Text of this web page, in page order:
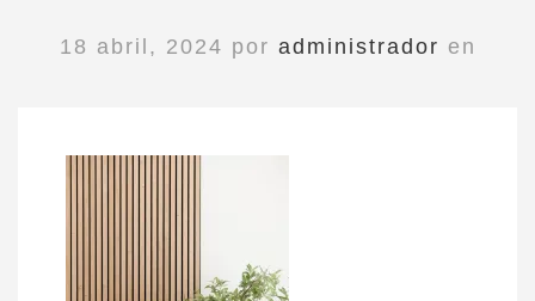
18 abril, 2024 por administrador en